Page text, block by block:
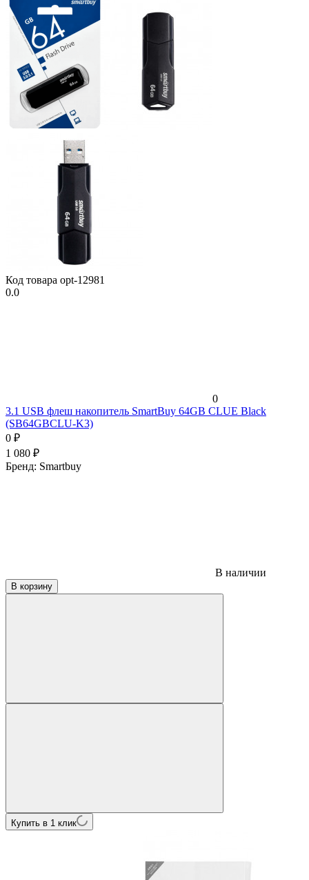
Код товара opt-12981
0.0
0
3.1 USB флеш накопитель SmartBuy 64GB CLUE Black
(SB64GBCLU-K3)
0 ₽
1 080 ₽
Бренд: Smartbuy
В наличии
В корзину
Купить в 1 клик